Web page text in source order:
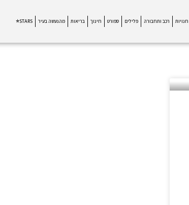
חנויות רכב ותחבורה פלילים ספורט חינוך בריאות מהנעשה בעיר STARS⭐